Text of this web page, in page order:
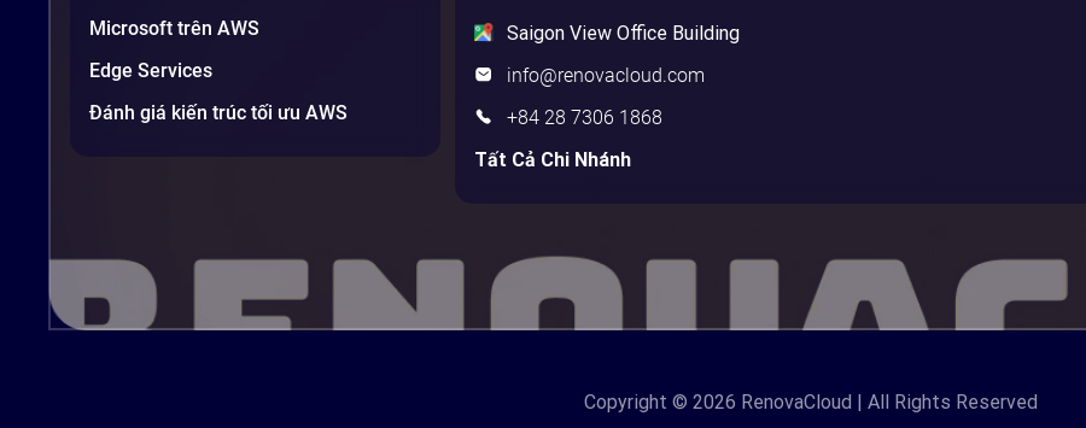
Microsoft trên AWS
Edge Services
Đánh giá kiến trúc tối ưu AWS
Saigon View Office Building
info@renovacloud.com
+84 28 7306 1868
Tất Cả Chi Nhánh
Copyright © 2026 RenovaCloud | All Rights Reserved